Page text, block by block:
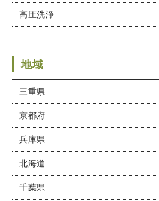
高圧洗浄
地域
三重県
京都府
兵庫県
北海道
千葉県